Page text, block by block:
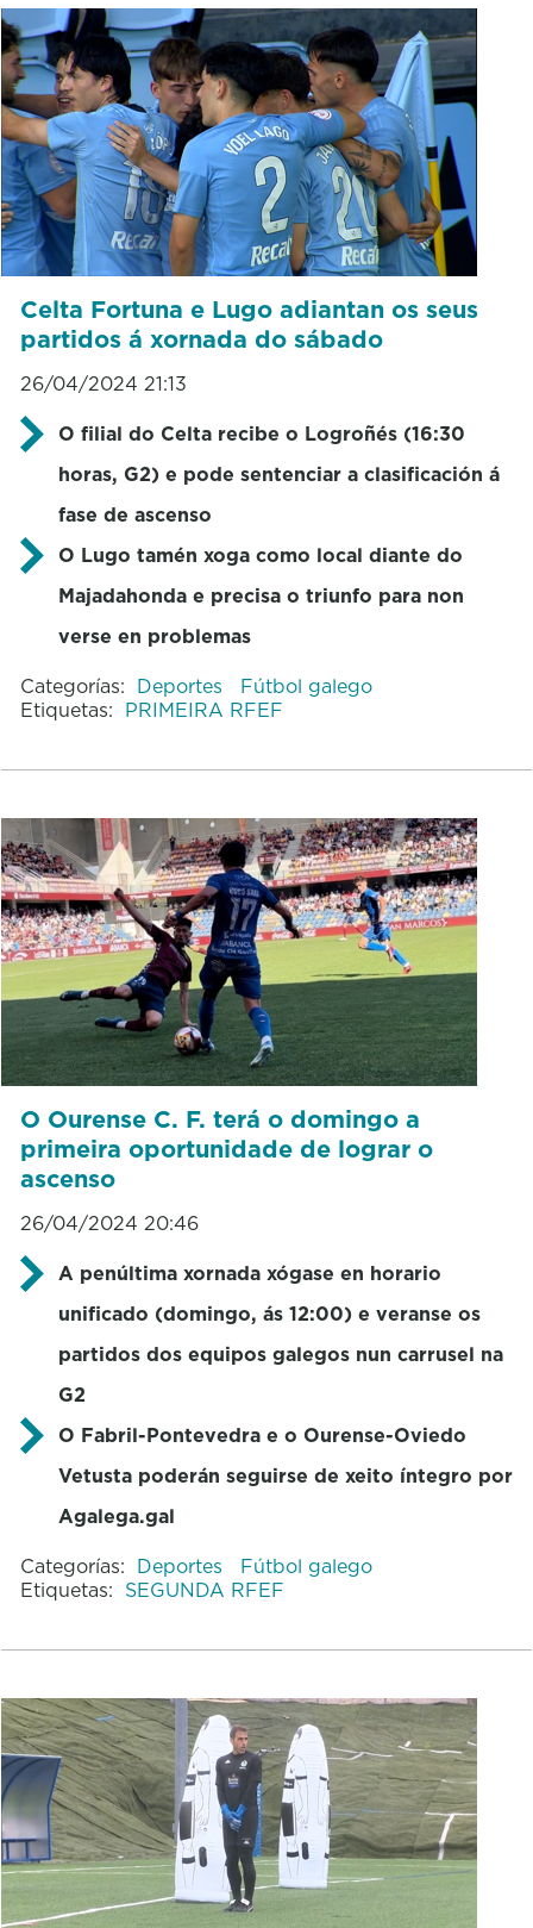
Celta Fortuna e Lugo adiantan os seus
partidos á xornada do sábado
26/04/2024 21:13
O filial do Celta recibe o Logroñés (16:30
horas, G2) e pode sentenciar a clasificación á
fase de ascenso
O Lugo tamén xoga como local diante do
Majadahonda e precisa o triunfo para non
verse en problemas
Categorías: Deportes
Fútbol galego
Etiquetas: PRIMEIRA RFEF
O Ourense C. F. terá o domingo a
primeira oportunidade de lograr o
ascenso
26/04/2024 20:46
A penúltima xornada xógase en horario
unificado (domingo, ás 12:00) e veranse os
partidos dos equipos galegos nun carrusel na
G2
O Fabril-Pontevedra e o Ourense-Oviedo
Vetusta poderán seguirse de xeito íntegro por
Agalega.gal
Categorías: Deportes
Fútbol galego
Etiquetas: SEGUNDA RFEF